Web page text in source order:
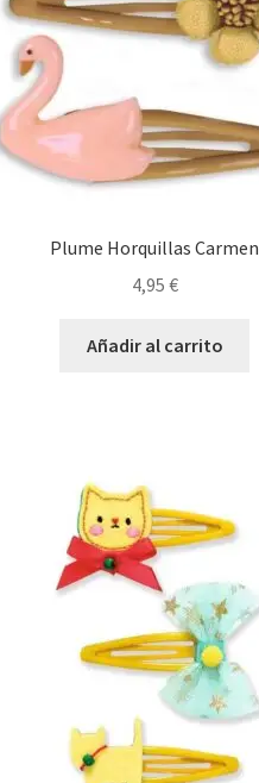
Plume Horquillas Carmen
4,95 €
Añadir al carrito